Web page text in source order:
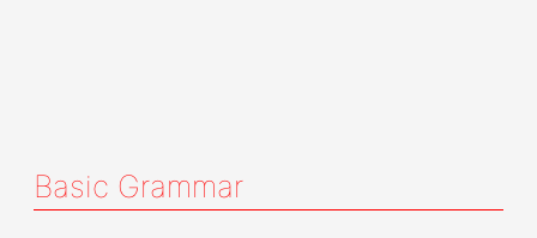
Basic Grammar